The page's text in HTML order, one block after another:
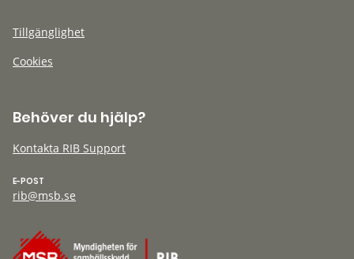
Tillgänglighet
Cookies
Behöver du hjälp?
Kontakta RIB Support
E-POST
rib@msb.se